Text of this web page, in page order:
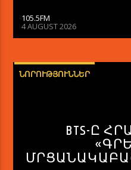
105.5FM
4 AUGUST 2026
ՆՈՐՈՒԹՅՈՒՆՆԵՐ
BTS-Ը